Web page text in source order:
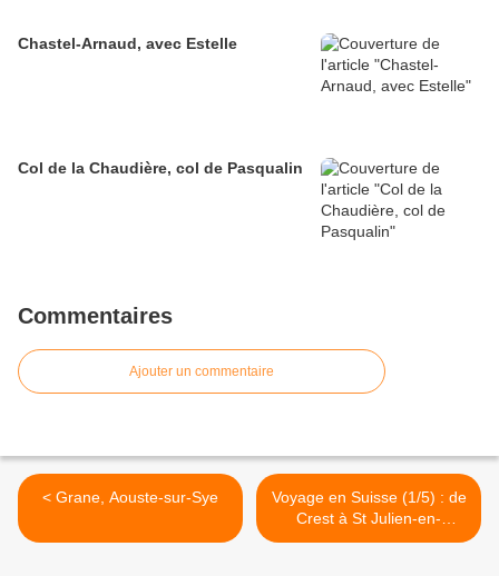
Chastel-Arnaud, avec Estelle
Col de la Chaudière, col de Pasqualin
Commentaires
Ajouter un commentaire
< Grane, Aouste-sur-Sye
Voyage en Suisse (1/5) : de
Crest à St Julien-en-
Genevois (241 km) >